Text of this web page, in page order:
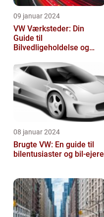
09 januar 2024
VW Værksteder: Din
Guide til
Bilvedligeholdelse og
08 januar 2024
Brugte VW: En guide til
bilentusiaster og bil-ejere